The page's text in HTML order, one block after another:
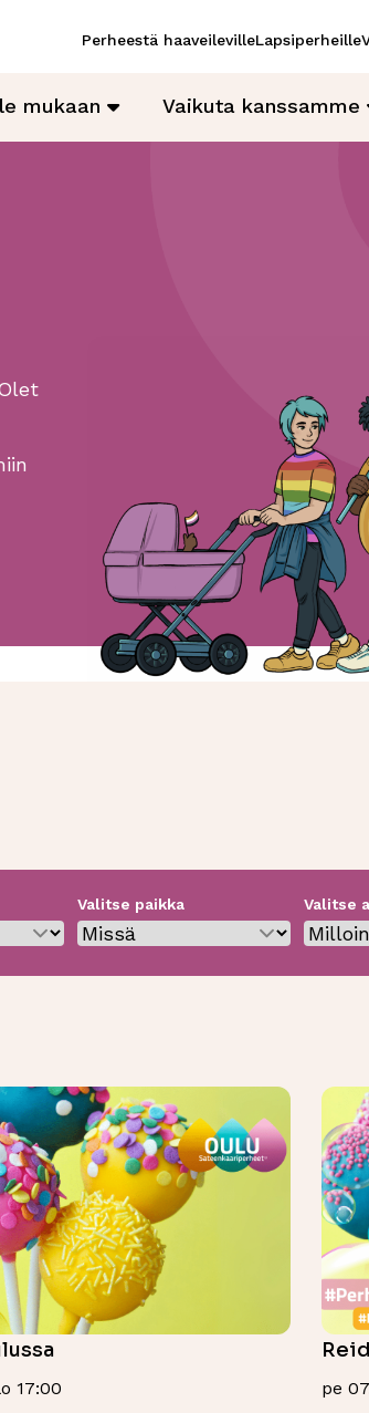
Perheestä haaveilevilleLapsiperheille
mukaan Vaikuta kanssamme
Valitse paikka Valitse
17:00
pe